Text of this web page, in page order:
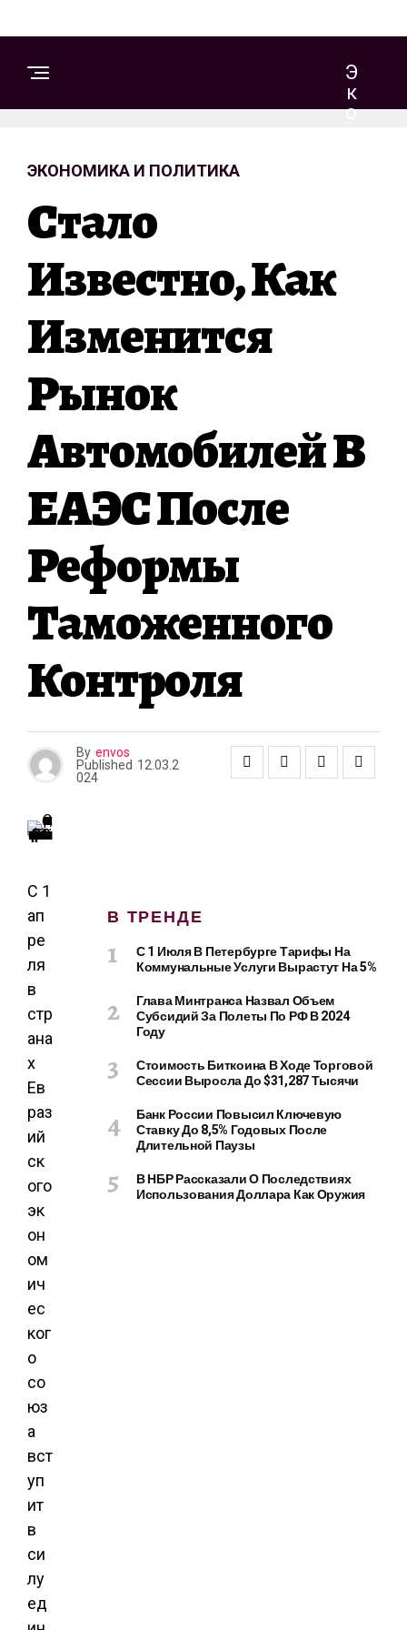
Э
К
О
ЭКОНОМИКА И ПОЛИТИКА
Стало
Известно, Как
Изменится
Рынок
Автомобилей В
ЕАЭС После
Реформы
Таможенного
Контроля
By envos
Published 12.03.2
024
С 1
ап
ре
ля
в
стр
ана
х
Ев
раз
ий
ск
ого
эк
он
ом
ич
ес
ког
о
со
юз
а
вст
уп
ит
в
си
лу
ед
В ТРЕНДЕ
С 1 Июля В Петербурге Тарифы На
Коммунальные Услуги Вырастут На 5%
Глава Минтранса Назвал Объем
Субсидий За Полеты По РФ В 2024
Году
Стоимость Биткоина В Ходе Торговой
Сессии Выросла До $31,287 Тысячи
Банк России Повысил Ключевую
Ставку До 8,5% Годовых После
Длительной Паузы
В НБР Рассказали О Последствиях
Использования Доллара Как Оружия